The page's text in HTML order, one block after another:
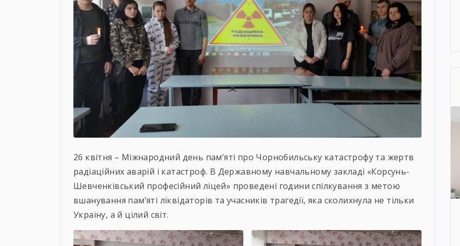
26 квітня – Міжнародний день пам’яті про Чорнобильську катастрофу та жертв
радіаційних аварій і катастроф. В Державному навчальному закладі «Корсунь-
Шевченківський професійний ліцей» проведені години спілкування з метою
вшанування пам’яті ліквідаторів та учасників трагедії, яка сколихнула не тільки
Україну, а й цілий світ.